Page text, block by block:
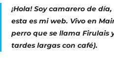
¡Hola! Soy camarero de
esta es mi web. Vivo en
perro que se llama Firulais
tardes largas con café).